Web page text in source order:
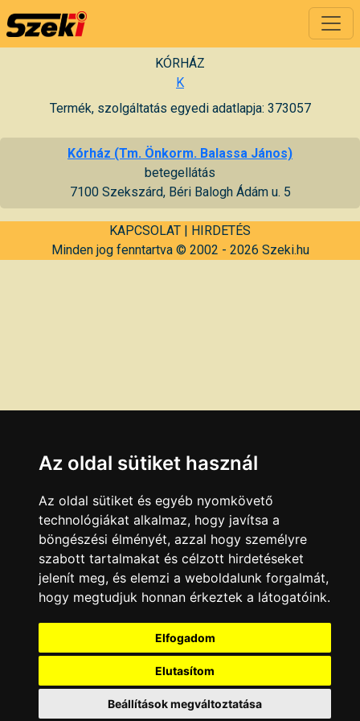
KÓRHÁZ
K
Termék, szolgáltatás egyedi adatlapja: 373057
Kórház (Tm. Önkorm. Balassa János)
betegellátás
7100 Szekszárd, Béri Balogh Ádám u. 5
KAPCSOLAT | HIRDETÉS
Minden jog fenntartva © 2002 - 2026 Szeki.hu
Az oldal sütiket használ
Az oldal sütiket és egyéb nyomkövető
technológiákat alkalmaz, hogy javítsa a
böngészési élményét, azzal hogy személyre
szabott tartalmakat és célzott hirdetéseket
jelenít meg, és elemzi a weboldalunk forgalmát,
hogy megtudjuk honnan érkeztek a látogatóink.
Elfogadom
Elutasítom
Beállítások megváltoztatása